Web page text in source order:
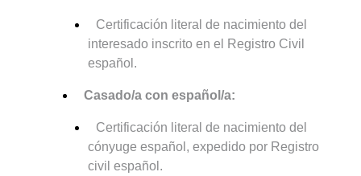
Certificación literal de nacimiento del
interesado inscrito en el Registro Civil
español.
Casado/a con español/a:
Certificación literal de nacimiento del
cónyuge español, expedido por Registro
civil español.